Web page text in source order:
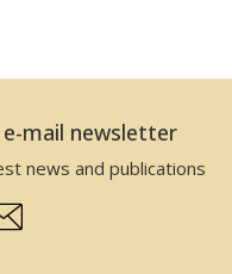
mail newsletter
news and publications